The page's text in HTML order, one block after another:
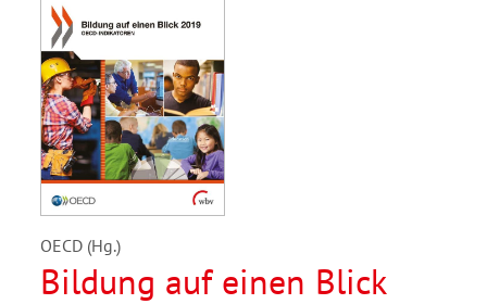
OECD (Hg.)
Bildung auf einen Blick